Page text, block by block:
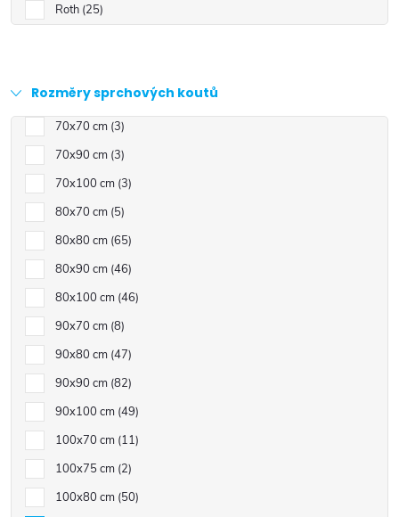
Roth 25
Rozměry sprchových koutů
70x70 cm 3
70x90 cm 3
70x100 cm 3
80x70 cm 5
80x80 cm 65
80x90 cm 46
80x100 cm 46
90x70 cm 8
90x80 cm 47
90x90 cm 82
90x100 cm 49
100x70 cm 11
100x75 cm 2
100x80 cm 50